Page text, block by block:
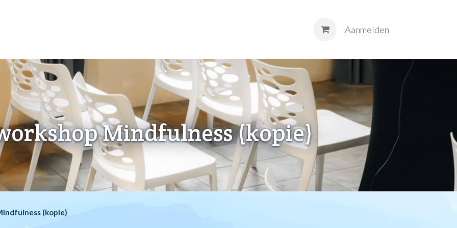
Aanmelden
Mindfulness (kopie)
(kopie)